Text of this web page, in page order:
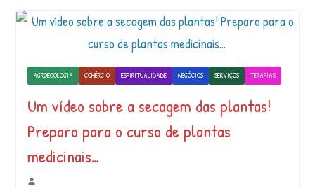
AGROECOLOGIA COMÉRCIO ESPIRITUALIDADE NEGÓCIOS SERVIÇOS TERAPIAS
Um vídeo sobre a secagem das plantas!
Preparo para o curso de plantas
medicinais…